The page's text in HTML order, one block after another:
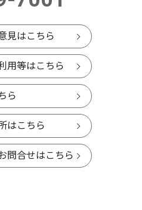
見はこちら
用等はこちら
ら
はこちら
問合せはこちら